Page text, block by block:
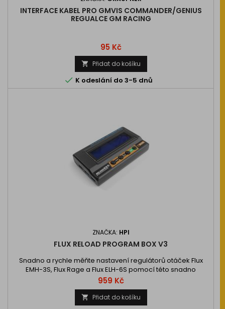
INTERFACE KABEL PRO GMVIS COMMANDER/GENIUS
REGUALCE GM RACING
Cena
95 Kč
 Přidat do košíku
 K odeslání do 3-5 dnů
ZNAČKA: HPI
FLUX RELOAD PROGRAM BOX V3
Snadno a rychle měňte nastavení regulátorů otáček Flux
EMH-3S, Flux Rage a Flux ELH-6S pomocí této snadno
použitelné programovací karty V3.
Cena
959 Kč
 Přidat do košíku